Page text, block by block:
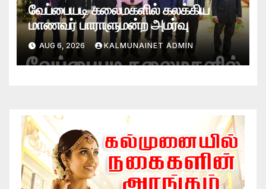
வேப்பையடி கலைமகளில் கலக்கிய
மாணவர் பாராளுமன்ற அமர்வு
AUG 6, 2026 KALMUNAINET ADMIN